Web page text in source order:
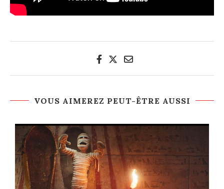
VOUS AIMEREZ PEUT-ÊTRE AUSSI